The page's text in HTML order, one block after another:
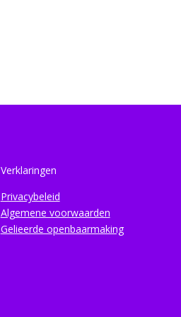
Verklaringen
Privacybeleid
Algemene voorwaarden
Gelieerde openbaarmaking